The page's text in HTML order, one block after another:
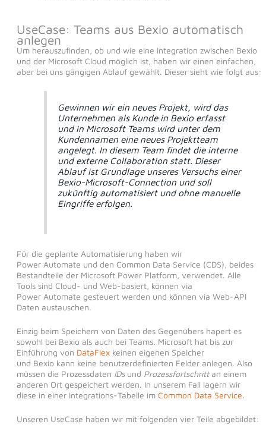
UseCase: Teams aus Bexio automatisch
anlegen
Um herauszufinden, ob und wie eine Integration zwischen Bexio
und der Microsoft Cloud möglich ist, haben wir einen einfachen,
aber bei uns gängigen Ablauf gewählt. Dieser sieht wie folgt aus:
Gewinnen wir ein neues Projekt, wird das
Unternehmen als Kunde in Bexio erfasst
und in Microsoft Teams wird unter dem
Kundennamen eine neues Projektteam
angelegt. In diesem Team findet die interne
und externe Collaboration statt. Dieser
Ablauf ist Grundlage unseres Versuchs einer
Bexio-Microsoft-Connection und soll
zukünftig automatisiert und ohne manuelle
Eingriffe erfolgen.
Für die geplante Automatisierung haben wir
Power Automate und den Common Data Service (CDS), beides
Bestandteile der Microsoft Power Platform, verwendet. Alle
Tools sind Cloud- und Web-basiert, können via
Power Automate gesteuert werden und können via Web-API
Daten austauschen.
Einzig beim Speichern von Daten des Gegenübers hapert es
sowohl bei Bexio als auch bei Teams. Microsoft hat bis zur
Einführung von DataFlexkeinen eigenen Speicher
und Bexio kann keine benutzerdefinierten Felder anlegen. Also
müssen die Prozessdaten IDsund Prozessfortschritt an einem
anderen Ort gespeichert werden. In unserem Fall lagern wir
diese in einer Integrations-Tabelle im Common Data Service.
Unseren UseCase haben wir mit folgenden vier Teile abgebildet: